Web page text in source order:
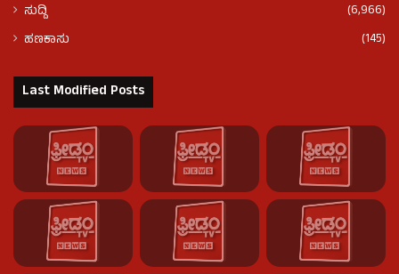
ಸುದ್ದಿ
(6,966)
ಹಣಕಾಸು
(145)
Last Modified Posts